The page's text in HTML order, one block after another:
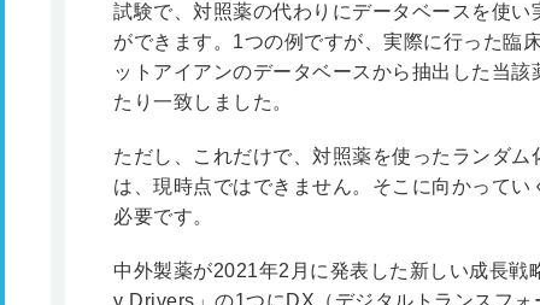
試験で、対照薬の代わりにデータベースを使
ができます。1つの例ですが、実際に行った臨
ットアイアンのデータベースから抽出した当
たり一致しました。
ただし、これだけで、対照薬を使ったランダ
は、現時点ではできません。そこに向かって
必要です。
中外製薬が2021年2月に発表した新しい成長
y Drivers」の1つにDX（デジタルトランスフ